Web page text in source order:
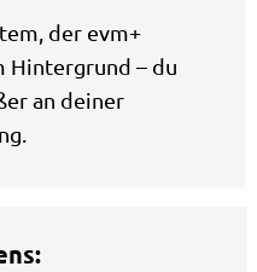
der evm+
Hintergrund – du
an deiner